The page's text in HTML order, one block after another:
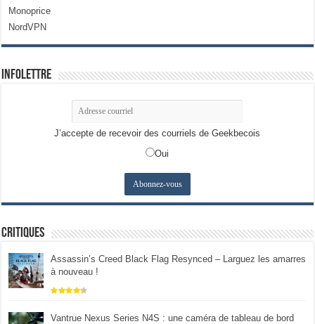
Monoprice
NordVPN
Infolettre
J’accepte de recevoir des courriels de Geekbecois
Oui
Critiques
Assassin’s Creed Black Flag Resynced – Larguez les amarres
à nouveau !
Vantrue Nexus Series N4S : une caméra de tableau de bord